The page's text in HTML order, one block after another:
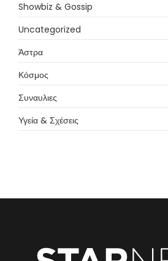
Showbiz & Gossip
Uncategorized
Άστρα
Κόσμος
Συναυλιες
Υγεία & Σχέσεις